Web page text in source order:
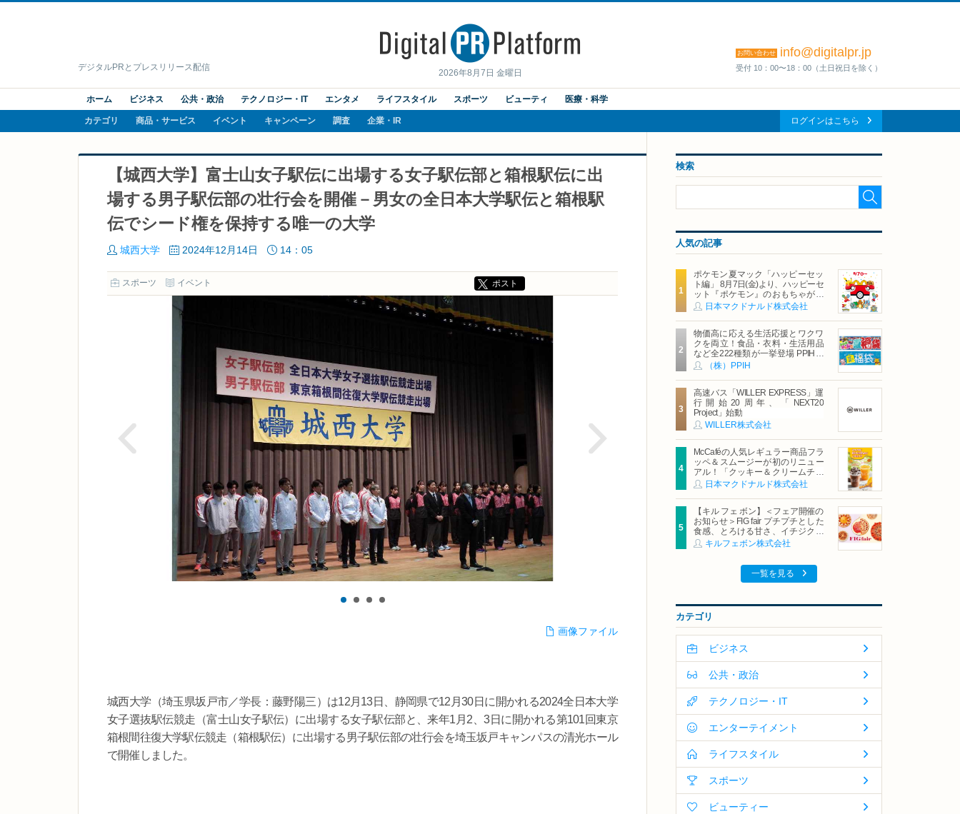
2026年8月7日 金曜日
デジタルPRとプレスリリース配信
お問い合わせ info@digitalpr.jp
受付 10：00〜18：00（土日祝日を除く）
ホーム ビジネス 公共・政治 テクノロジー・IT エンタメ ライフスタイル スポーツ ビューティ 医療・科学
カテゴリ 商品・サービス イベント キャンペーン 調査 企業・IR ログインはこちら
【城西大学】富士山女子駅伝に出場する女子駅伝部と箱根駅伝に出
場する男子駅伝部の壮行会を開催－男女の全日本大学駅伝と箱根駅
伝でシード権を保持する唯一の大学
城西大学 2024年12月14日 14：05
スポーツ イベント ポスト
画像ファイル
城西大学（埼玉県坂戸市／学長：藤野陽三）は12月13日、静岡県で12月30日に開かれる2024全日本大学
女子選抜駅伝競走（富士山女子駅伝）に出場する女子駅伝部と、来年1月2、3日に開かれる第101回東京
箱根間往復大学駅伝競走（箱根駅伝）に出場する男子駅伝部の壮行会を埼玉坂戸キャンパスの清光ホール
で開催しました。
検索
人気の記事
ポケモン夏マック「ハッピーセッ
ト編」 8月7日(金)より、ハッピーセ
ット『ポケモン』のおもちゃが期
間限定登場
日本マクドナルド株式会社
物価高に応える生活応援とワクワ
クを両立！食品・衣料・生活用品
など全222種類が一挙登場 PPIHグ
ループ「夏福袋」＆セール 8月6日
(木)より順次スタート
（株）PPIH
高速バス「WILLER EXPRESS」運
行開始20周年、「NEXT20
Project」始動
WILLER株式会社
McCaféの人気レギュラー商品フラ
ッペ＆スムージーが初のリニュー
アル！「クッキー＆クリームチョ
コフラッペ」「マンゴースムージ
ー」8月5日（水）から販売開始
日本マクドナルド株式会社
【キル フェ ボン】＜フェア開催の
お知らせ＞FIG fair プチプチとした
食感、とろける甘さ、イチジクの
魅力をたっぷりと。新作を含め、
イチジク尽くしの全4種が登場8月
キルフェボン株式会社
一覧を見る
カテゴリ
ビジネス
公共・政治
テクノロジー・IT
エンターテイメント
ライフスタイル
スポーツ
ビューティー